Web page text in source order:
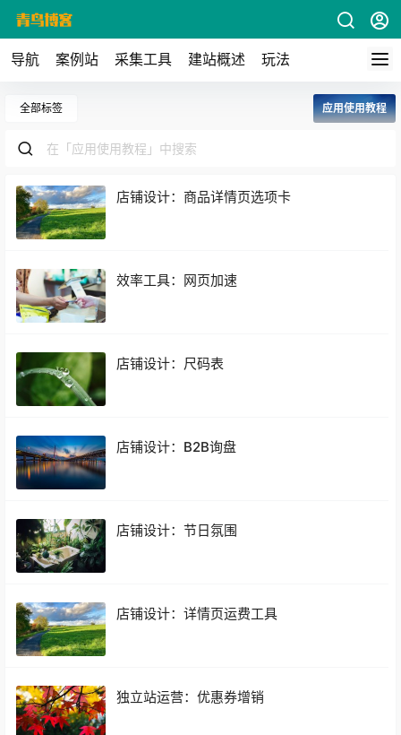
导航 案例站 采集工具 建站概述 玩法
全部标签 应用使用教程
店铺设计：商品详情页选项卡
效率工具：网页加速
店铺设计：尺码表
店铺设计：B2B询盘
店铺设计：节日氛围
店铺设计：详情页运费工具
独立站运营：优惠券增销